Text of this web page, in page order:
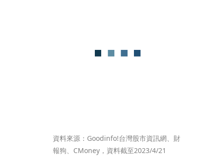
資料來源：Goodinfo!台灣股市資訊網、財
報狗、CMoney，資料截至2023/4/21